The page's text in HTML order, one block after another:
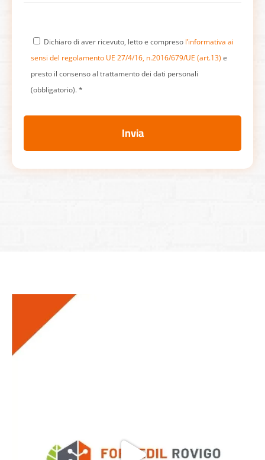
Dichiaro di aver ricevuto, letto e compreso l’informativa ai
sensi del regolamento UE 27/4/16, n.2016/679/UE (art.13) e
presto il consenso al trattamento dei dati personali
(obbligatorio). *
Invia